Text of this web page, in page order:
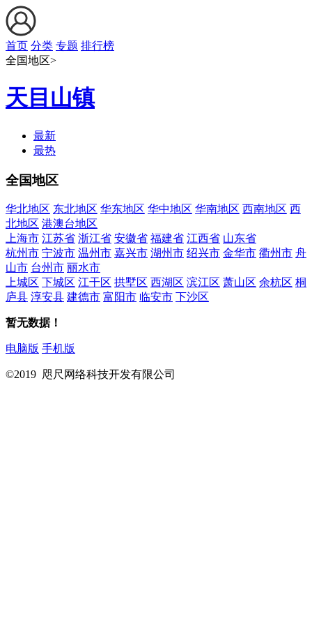
首页 分类 专题 排行榜
全国地区>
天目山镇
最新
最热
全国地区
华北地区 东北地区 华东地区 华中地区 华南地区 西南地区 西
北地区 港澳台地区
上海市 江苏省 浙江省 安徽省 福建省 江西省 山东省
杭州市 宁波市 温州市 嘉兴市 湖州市 绍兴市 金华市 衢州市 舟
山市 台州市 丽水市
上城区 下城区 江干区 拱墅区 西湖区 滨江区 萧山区 余杭区 桐
庐县 淳安县 建德市 富阳市 临安市 下沙区
暂无数据！
电脑版 手机版
©2019 咫尺网络科技开发有限公司